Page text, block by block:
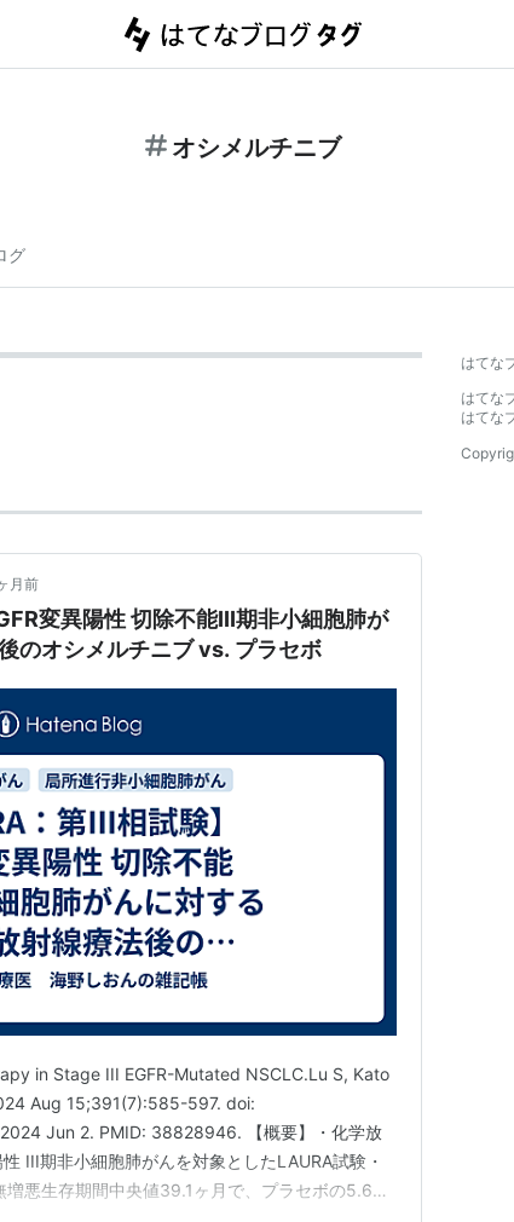
オシメルチニブ
グ
月前
変異陽性 切除不能III期非小細胞肺が
のオシメルチニブ vs. プラセボ
in Stage III EGFR-Mutated NSCLC.Lu S, Kato
Aug 15;391(7):585-597. doi:
Jun 2. PMID: 38828946. 【概要】・化学放
III期非小細胞肺がんを対象としたLAURA試験・
悪生存期間中央値39.1ヶ月で、プラセボの5.6ヶ
はてな
はてな
はてな